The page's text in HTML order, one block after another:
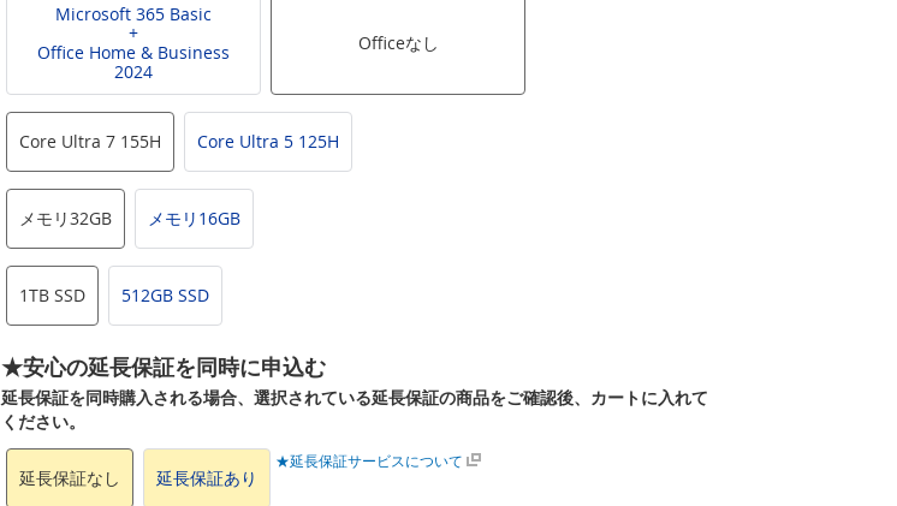
Microsoft 365 Basic
+
Office Home & Business
2024
Officeなし
Core Ultra 7 155H Core Ultra 5 125H
メモリ32GB メモリ16GB
1TB SSD 512GB SSD
★安心の延長保証を同時に申込む
延長保証を同時購入される場合、選択されている延長保証の商品をご確認後、カートに入れて
ください。
延長保証なし 延長保証あり
★延長保証サービスについて